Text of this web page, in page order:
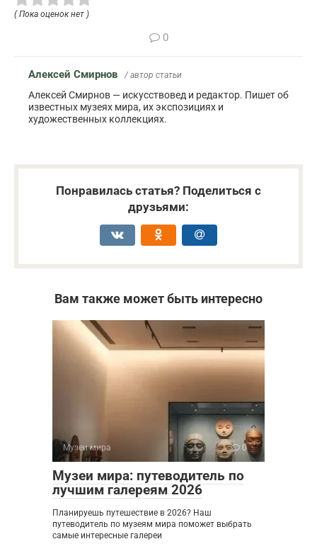
( Пока оценок нет )
0
Алексей Смирнов / автор статьи
Алексей Смирнов — искусствовед и редактор. Пишет об
известных музеях мира, их экспозициях и
художественных коллекциях.
Понравилась статья? Поделиться с
друзьями:
Вам также может быть интересно
Музеи мира 0
Музеи мира: путеводитель по
лучшим галереям 2026
Планируешь путешествие в 2026? Наш
путеводитель по музеям мира поможет выбрать
самые интересные галереи